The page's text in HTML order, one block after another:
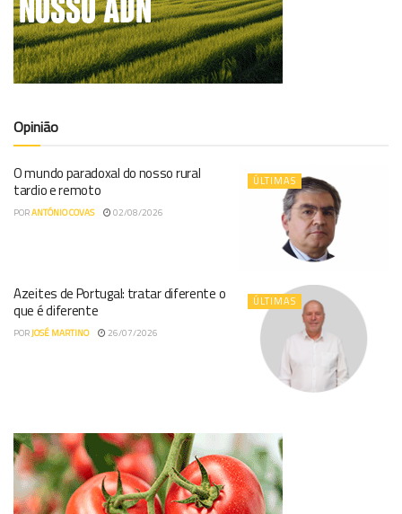
Opinião
ÚLTIMAS
O mundo paradoxal do nosso rural
tardio e remoto
PORANTÓNIO COVAS 02/08/2026
ÚLTIMAS
Azeites de Portugal: tratar diferente o
que é diferente
PORJOSÉ MARTINO 26/07/2026